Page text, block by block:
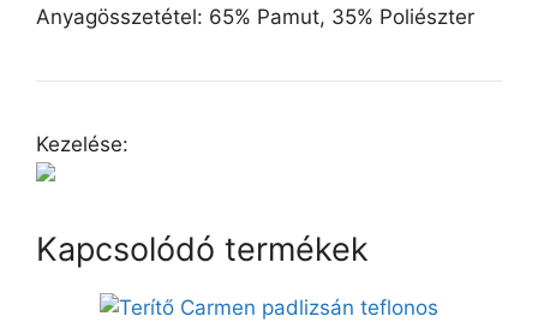
Anyagösszetétel: 65% Pamut, 35% Poliészter
Kezelése:
Kapcsolódó termékek